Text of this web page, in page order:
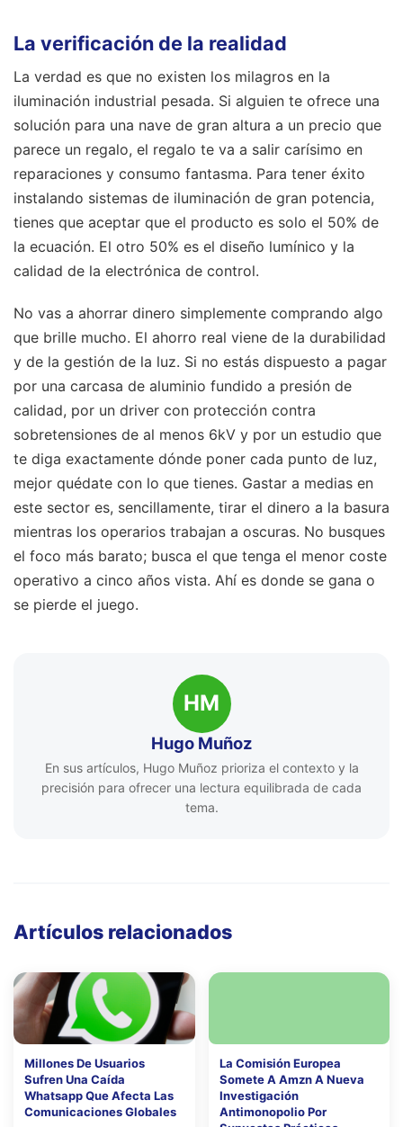
La verificación de la realidad
La verdad es que no existen los milagros en la
iluminación industrial pesada. Si alguien te ofrece una
solución para una nave de gran altura a un precio que
parece un regalo, el regalo te va a salir carísimo en
reparaciones y consumo fantasma. Para tener éxito
instalando sistemas de iluminación de gran potencia,
tienes que aceptar que el producto es solo el 50% de
la ecuación. El otro 50% es el diseño lumínico y la
calidad de la electrónica de control.
No vas a ahorrar dinero simplemente comprando algo
que brille mucho. El ahorro real viene de la durabilidad
y de la gestión de la luz. Si no estás dispuesto a pagar
por una carcasa de aluminio fundido a presión de
calidad, por un driver con protección contra
sobretensiones de al menos 6kV y por un estudio que
te diga exactamente dónde poner cada punto de luz,
mejor quédate con lo que tienes. Gastar a medias en
este sector es, sencillamente, tirar el dinero a la basura
mientras los operarios trabajan a oscuras. No busques
el foco más barato; busca el que tenga el menor coste
operativo a cinco años vista. Ahí es donde se gana o
se pierde el juego.
HM
Hugo Muñoz
En sus artículos, Hugo Muñoz prioriza el contexto y la
precisión para ofrecer una lectura equilibrada de cada
tema.
Artículos relacionados
Millones De Usuarios
Sufren Una Caída
Whatsapp Que Afecta Las
Comunicaciones Globales
La Comisión Europea
Somete A Amzn A Nueva
Investigación
Antimonopolio Por